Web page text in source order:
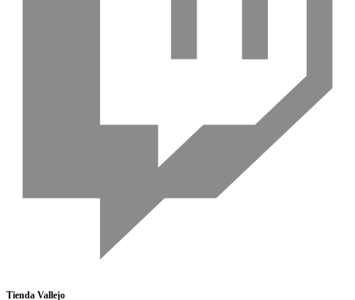
Tienda Vallejo